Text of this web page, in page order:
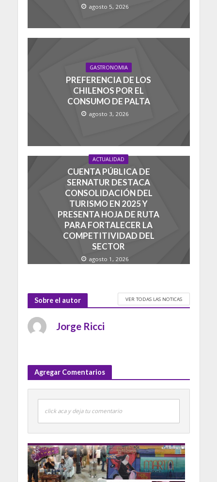
agosto 5, 2026
GASTRONOMIA
PREFERENCIA DE LOS
CHILENOS POR EL
CONSUMO DE PALTA
agosto 3, 2026
ACTUALIDAD
CUENTA PÚBLICA DE
SERNATUR DESTACA
CONSOLIDACIÓN DEL
TURISMO EN 2025 Y
PRESENTA HOJA DE RUTA
PARA FORTALECER LA
COMPETITIVIDAD DEL
SECTOR
agosto 1, 2026
Sobre el autor VER TODAS LAS NOTICAS
Jorge Ricci
Agregar Comentarios
click aca y deja tu comentario